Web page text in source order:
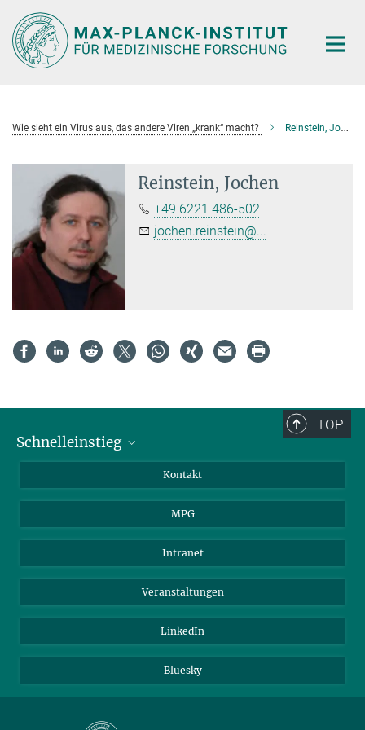
Hauptinhalt
Wie sieht ein Virus aus, das andere Viren „krank“ macht? Reinstein, Jochen
Reinstein, Jochen
+49 6221 486-502
jochen.reinstein@...
TOP
Schnelleinstieg
Studierende
Bewerber*innen
Kontakt
MPG
Intranet
Veranstaltungen
LinkedIn
Bluesky